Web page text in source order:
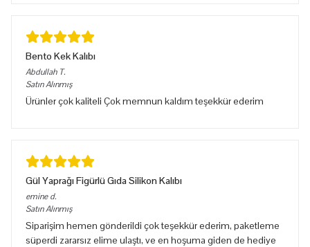
Bento Kek Kalıbı
Abdullah T.
Satın Alınmış
Ürünler çok kaliteli Çok memnun kaldım teşekkür ederim
Gül Yaprağı Figürlü Gıda Silikon Kalıbı
emine d.
Satın Alınmış
Siparişim hemen gönderildi çok teşekkür ederim, paketleme
süperdi zararsız elime ulaştı, ve en hoşuma giden de hediye